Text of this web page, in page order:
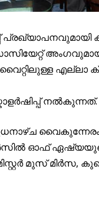
പ്രഖ്യാപനവുമായി
അംഗവുമായ
എല്ലാ
നൽകുന്നത്.
ഓഫ്
മുസ് മിർസ,